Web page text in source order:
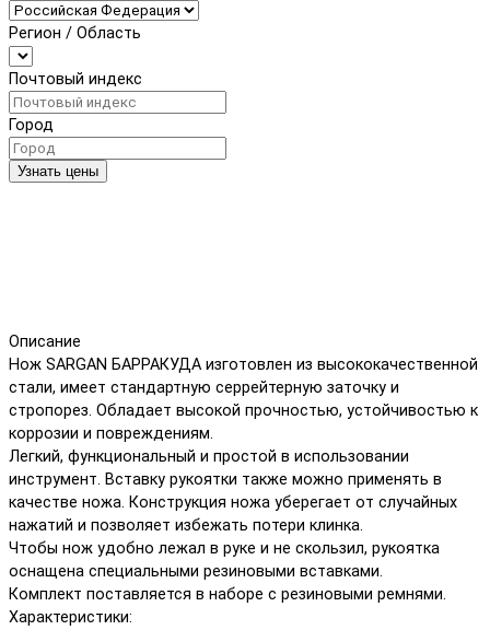
Регион / Область
Почтовый индекс
Город
Узнать цены
Описание
Нож SARGAN БАРРАКУДА изготовлен из высококачественной
стали, имеет стандартную серрейтерную заточку и
стропорез. Обладает высокой прочностью, устойчивостью к
коррозии и повреждениям.
Легкий, функциональный и простой в использовании
инструмент. Вставку рукоятки также можно применять в
качестве ножа. Конструкция ножа уберегает от случайных
нажатий и позволяет избежать потери клинка.
Чтобы нож удобно лежал в руке и не скользил, рукоятка
оснащена специальными резиновыми вставками.
Комплект поставляется в наборе с резиновыми ремнями.
Характеристики: